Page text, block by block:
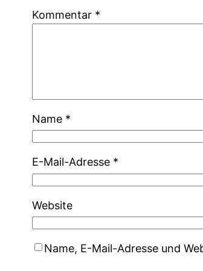
Kommentar *
Name *
E-Mail-Adresse *
Website
Name, E-Mail-Adresse und